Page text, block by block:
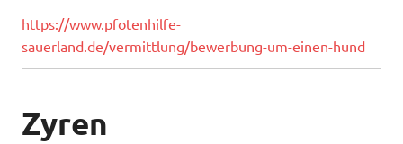
https://www.pfotenhilfe-
sauerland.de/vermittlung/bewerbung-um-einen-hund
Zyren